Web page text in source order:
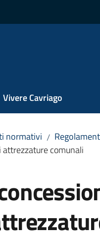
Vivere Cavriago
normativi /
attrezzature comunali